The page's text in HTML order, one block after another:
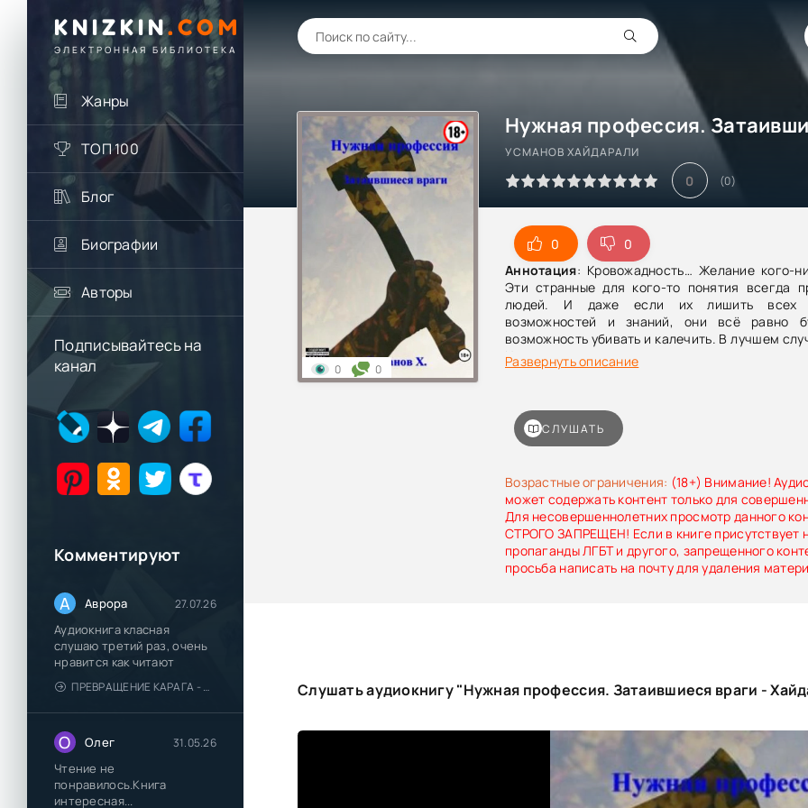
KNIZKIN. COM
ЭЛЕКТРОННАЯ БИБЛИОТЕКА
Жанры
ТОП 100
Блог
Биографии
Авторы
Подписывайтесь на
канал
Комментируют
А Аврора 27.07.26
Аудиокнига класная
слушаю третий раз, очень
нравится как читают
ПРЕВРАЩЕНИЕ КАРАГА - КАТЯ БРАНДИС
О Олег 31.05.26
Чтение не
понравилось.Книга
интересная...
УСМАНОВ ХАЙДАРАЛИ
0 (0)
0
0
Аннотация: Кровожадность… Желание кого-
Эти странные для кого-то понятия всегда
людей. И даже если их лишить всех
возможностей и знаний, они всё равно
возможность убивать и калечить. В лучшем
Но они никогда не откажутся от возможности
кровь. Ведь даже знание о многочисленных
память о подобных ужасах просто
могущественный и очень жестокий. Кто
Человечеством жуткий эксперимент.
Развернуть описание
Возрастные ограничения: (18+) Внимание!
может содержать контент только для
Для несовершеннолетних просмотр данного
СТРОГО ЗАПРЕЩЕН! Если в книге присутствует
пропаганды ЛГБТ и другого, запрещенного
просьба написать на почту для удаления
0 0
СЛУШАТЬ
Слушать аудиокнигу "Нужная профессия. Затаившиеся враги -